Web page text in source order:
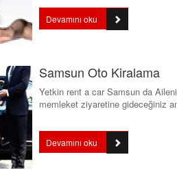
Devamını oku
Samsun Oto Kiralama
Yetkin rent a car Samsun da
memleket ziyaretine gideceğiniz
Devamını oku